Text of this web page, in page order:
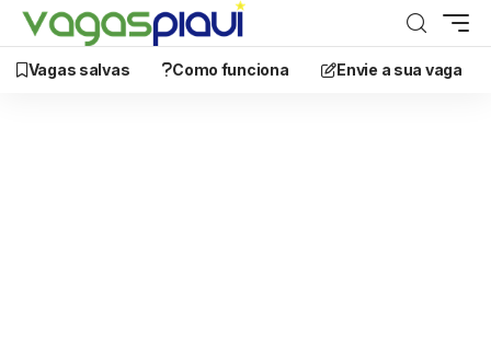
Vagas salvas Como funciona Envie a sua vaga